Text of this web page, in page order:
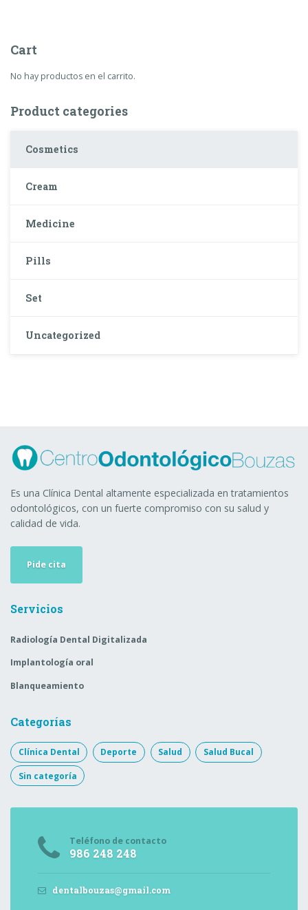
Cart
No hay productos en el carrito.
Product categories
Cosmetics
Cream
Medicine
Pills
Set
Uncategorized
Es una Clínica Dental altamente especializada en tratamientos
odontológicos, con un fuerte compromiso con su salud y
calidad de vida.
Pide cita
Servicios
Radiología Dental Digitalizada
Implantología oral
Blanqueamiento
Categorías
Clínica Dental Deporte Salud Salud Bucal
Sin categoría
Teléfono de contacto
986 248 248
dentalbouzas@gmail.com